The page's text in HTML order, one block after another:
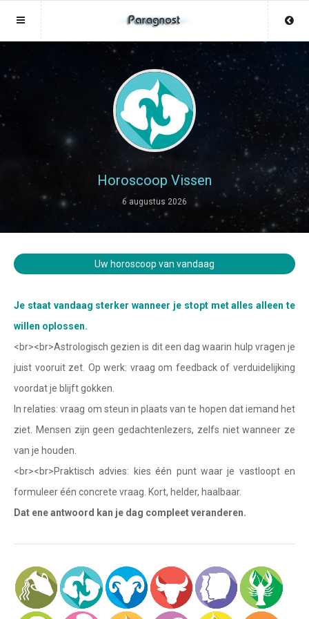
Sluit menu
MENU LIVEWAARZEGSTER.NL
Account
Aanmaken
Wachtwoord
Paragnosten
Vind paragnost
Horoscoop
Waterman
Ram
Stier
Kreeft
Boogschutter
Steenbok
UW PARAGNOSTACCOUNT
Login
Aanmaken
Wachtwoord
COPYRIGHT 08 - 2026 MOBIEL V 2.0
Horoscoop Vissen
6 augustus 2026
Uw horoscoop van vandaag
Je staat vandaag sterker wanneer je stopt met alles alleen te
willen oplossen.
<br><br>Astrologisch gezien is dit een dag waarin hulp vragen je
juist vooruit zet. Op werk: vraag om feedback of verduidelijking
voordat je blijft gokken.
In relaties: vraag om steun in plaats van te hopen dat iemand het
ziet. Mensen zijn geen gedachtenlezers, zelfs niet wanneer ze
van je houden.
<br><br>Praktisch advies: kies één punt waar je vastloopt en
formuleer één concrete vraag. Kort, helder, haalbaar.
Dat ene antwoord kan je dag compleet veranderen.